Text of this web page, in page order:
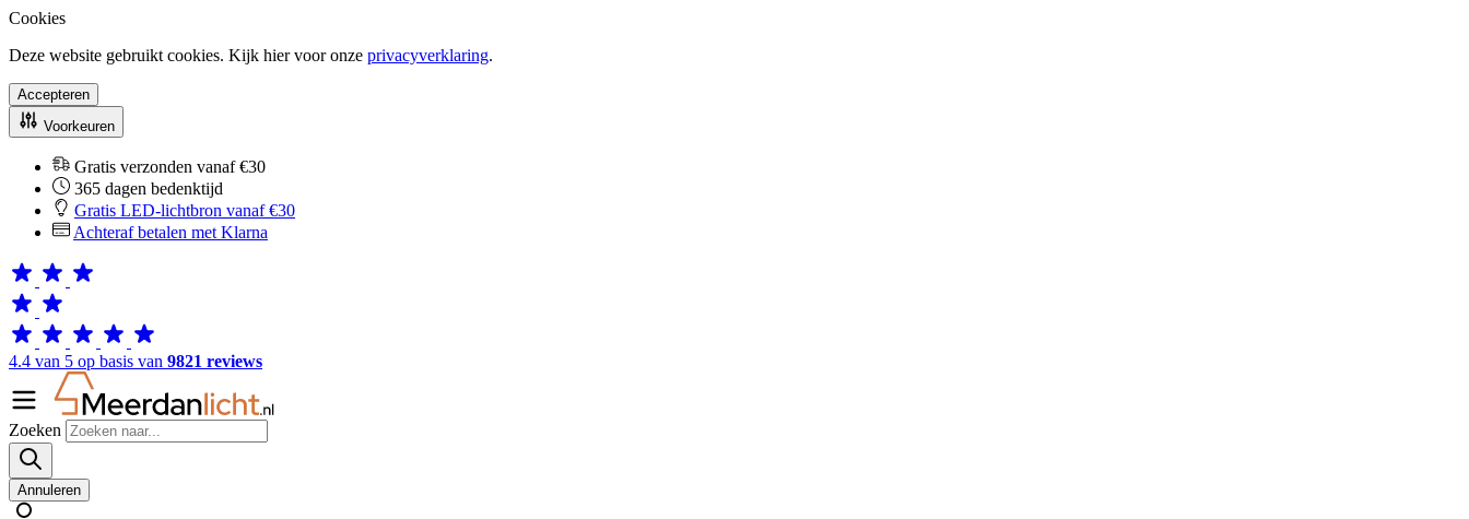
Cookies
Deze website gebruikt cookies. Kijk hier voor onze privacyverklaring.
Accepteren
Voorkeuren
Gratis verzonden vanaf €30
365 dagen bedenktijd
Gratis LED-lichtbron vanaf €30
Achteraf betalen met Klarna
4.4 van 5 op basis van 9821 reviews
Zoeken
Annuleren